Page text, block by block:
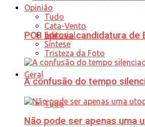
PCB aprova candidatura
Geral
Tudo
Opinião
Tudo
Cata-Vento
Editorial
Síntese
Tristeza da Foto
A confusão do tempo
Não pode ser apenas uma